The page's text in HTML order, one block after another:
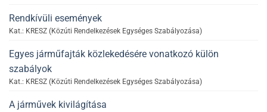
Rendkívüli események
Kat.: KRESZ (Közúti Rendelkezések Egységes Szabályozása)
Egyes járműfajták közlekedésére vonatkozó külön
szabályok
Kat.: KRESZ (Közúti Rendelkezések Egységes Szabályozása)
A járművek kivilágítása